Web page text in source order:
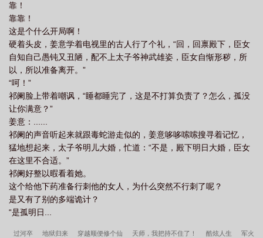
靠！
靠靠！
这是个什么开局啊！
硬着头皮，姜意学着电视里的古人行了个礼，“回，回禀殿下，臣女
自知自己愚钝又丑陋，配不上太子爷神武雄姿，臣女自惭形秽，所
以，所以准备离开。”
“呵！”
祁阑脸上带着嘲讽，“睡都睡完了，这是不打算负责了？怎么，孤没
让你满意？”
姜意：......
祁阑的声音听起来就跟毒蛇游走似的，姜意哆哆嗦嗦搜寻着记忆，
猛地想起来，太子爷明儿大婚，忙道：“不是，殿下明日大婚，臣女
在这里不合适。”
祁阑好整以暇看着她。
这个给他下药准备行刺他的女人，为什么突然不行刺了呢？
是又有了别的多端诡计？
“是孤明日...
过河卒 地狱归来 穿越顺便修个仙 天师，我把持不住了！ 酷炫人生 军火